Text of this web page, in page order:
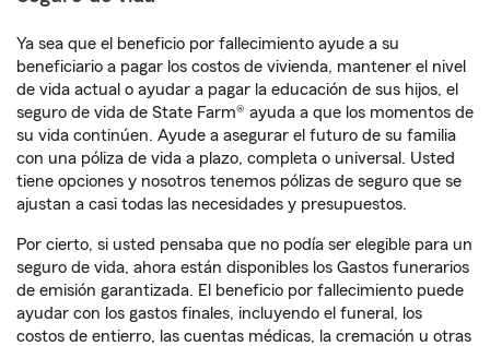
Ya sea que el beneficio por fallecimiento ayude a su
beneficiario a pagar los costos de vivienda, mantener el nivel
de vida actual o ayudar a pagar la educación de sus hijos, el
seguro de vida de State Farm® ayuda a que los momentos de
su vida continúen. Ayude a asegurar el futuro de su familia
con una póliza de vida a plazo, completa o universal. Usted
tiene opciones y nosotros tenemos pólizas de seguro que se
ajustan a casi todas las necesidades y presupuestos.
Por cierto, si usted pensaba que no podía ser elegible para un
seguro de vida, ahora están disponibles los Gastos funerarios
de emisión garantizada. El beneficio por fallecimiento puede
ayudar con los gastos finales, incluyendo el funeral, los
costos de entierro, las cuentas médicas, la cremación u otras